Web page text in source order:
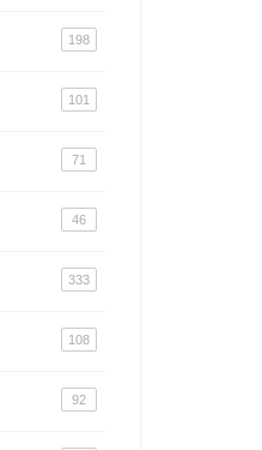
198
101
71
46
333
108
92